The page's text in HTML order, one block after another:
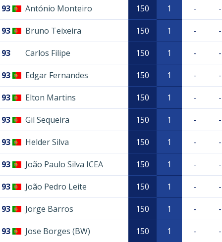
93 António Monteiro 150 1 - -
93 Bruno Teixeira 150 1 - -
93 Carlos Filipe 150 1 - -
93 Edgar Fernandes 150 1 - -
93 Elton Martins 150 1 - -
93 Gil Sequeira 150 1 - -
93 Helder Silva 150 1 - -
93 João Paulo Silva ICEA 150 1 - -
93 João Pedro Leite 150 1 - -
93 Jorge Barros 150 1 - -
93 Jose Borges (BW) 150 1 - -